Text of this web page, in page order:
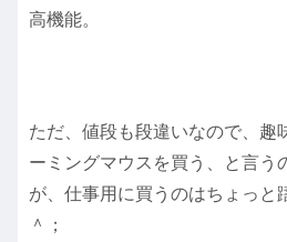
高機能。
ただ、値段も段違いなので、趣
ーミングマウスを買う、と言う
が、仕事用に買うのはちょっと
＾；